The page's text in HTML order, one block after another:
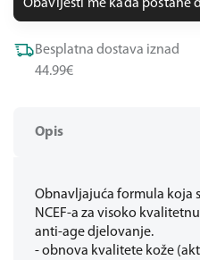
Opis
Obnavljajuća formula koja
NCEF-a za visoko
anti-age djelovanje.
- obnova kvalitete kože
Obavijesti me kada postane
Besplatna dostava iznad
44.99€